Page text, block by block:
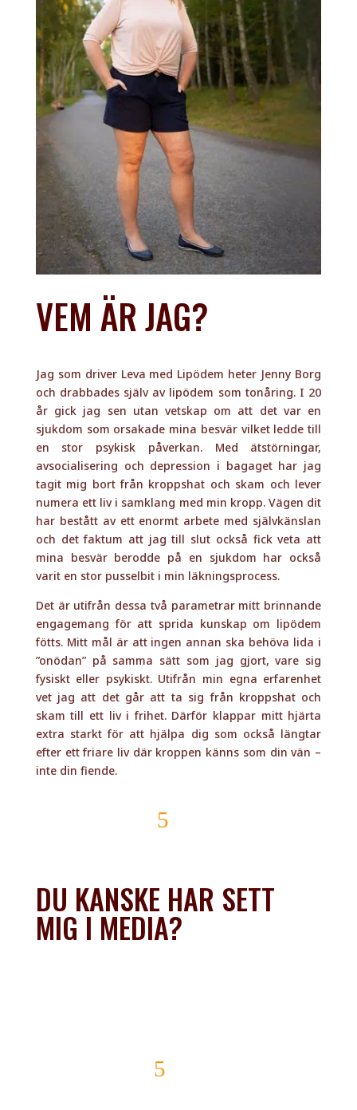
VEM ÄR JAG?
Jag som driver Leva med Lipödem heter Jenny Borg
och drabbades själv av lipödem som tonåring. I 20
år gick jag sen utan vetskap om att det var en
sjukdom som orsakade mina besvär vilket ledde till
en stor psykisk påverkan. Med ätstörningar,
avsocialisering och depression i bagaget har jag
tagit mig bort från kroppshat och skam och lever
numera ett liv i samklang med min kropp. Vägen dit
har bestått av ett enormt arbete med självkänslan
och det faktum att jag till slut också fick veta att
mina besvär berodde på en sjukdom har också
varit en stor pusselbit i min läkningsprocess.
Det är utifrån dessa två parametrar mitt brinnande
engagemang för att sprida kunskap om lipödem
fötts. Mitt mål är att ingen annan ska behöva lida i
”onödan” på samma sätt som jag gjort, vare sig
fysiskt eller psykiskt. Utifrån min egna erfarenhet
vet jag att det går att ta sig från kroppshat och
skam till ett liv i frihet. Därför klappar mitt hjärta
extra starkt för att hjälpa dig som också längtar
efter ett friare liv där kroppen känns som din vän –
inte din fiende.
DU KANSKE HAR SETT
MIG I MEDIA?